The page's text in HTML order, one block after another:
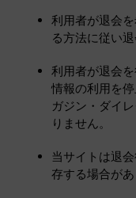
利用者が退会
る方法に従い
利用者が退会
情報の利用を
ガジン・ダイ
りません。
当サイトは退
存する場合があ